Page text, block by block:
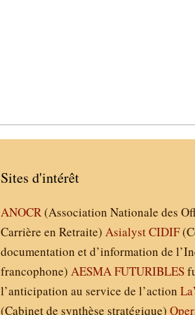
Sites d'intérêt
ANOCR(Association Nationale des
Carrière en Retraite)AsialystCIDIF
documentation et d’information de
francophone)AESMAFUTURIBLES
l’anticipation au service de l’action
(Cabinet de synthèse stratégique)